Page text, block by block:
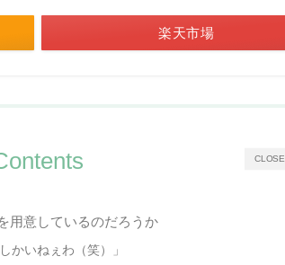
楽天市場
CLOSE
用意しているのだろうか
いねぇわ（笑）」